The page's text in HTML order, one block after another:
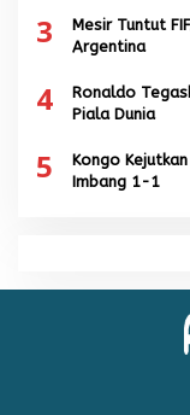
3
Mesir Tuntut
Argentina
4
Ronaldo
Piala Dunia
5
Kongo
Imbang 1-1